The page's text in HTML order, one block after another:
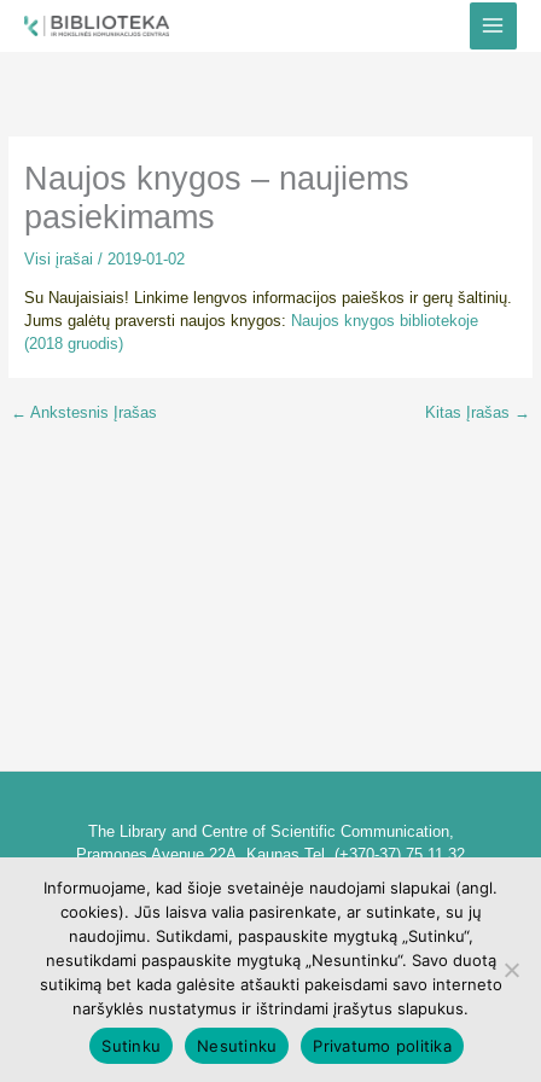
Naujos knygos – naujiems
pasiekimams
Visi įrašai / 2019-01-02
Su Naujaisiais! Linkime lengvos informacijos paieškos ir gerų šaltinių.
Jums galėtų praversti naujos knygos: Naujos knygos bibliotekoje
(2018 gruodis)
← Ankstesnis Įrašas Kitas Įrašas →
The Library and Centre of Scientific Communication,
Pramones Avenue 22A, Kaunas Tel. (+370-37) 75 11 32
biblioteka@go.kauko.lt
Head of the Library dr. Lina Šarlauskienė
Kauno kolegijos biblioteka ir mokslinės komunikacijos centras,
Pramonės pr. 22A, Kaunas Tel. +370 (37) 75 11 32
biblioteka@go.kauko.lt
Bibliotekos vadovė Lina Šarlauskienė
Informuojame, kad šioje svetainėje naudojami slapukai (angl.
cookies). Jūs laisva valia pasirenkate, ar sutinkate, su jų
naudojimu. Sutikdami, paspauskite mygtuką „Sutinku“,
nesutikdami paspauskite mygtuką „Nesuntinku“. Savo duotą
sutikimą bet kada galėsite atšaukti pakeisdami savo interneto
naršyklės nustatymus ir ištrindami įrašytus slapukus.
Sutinku
Nesutinku Privatumo politika